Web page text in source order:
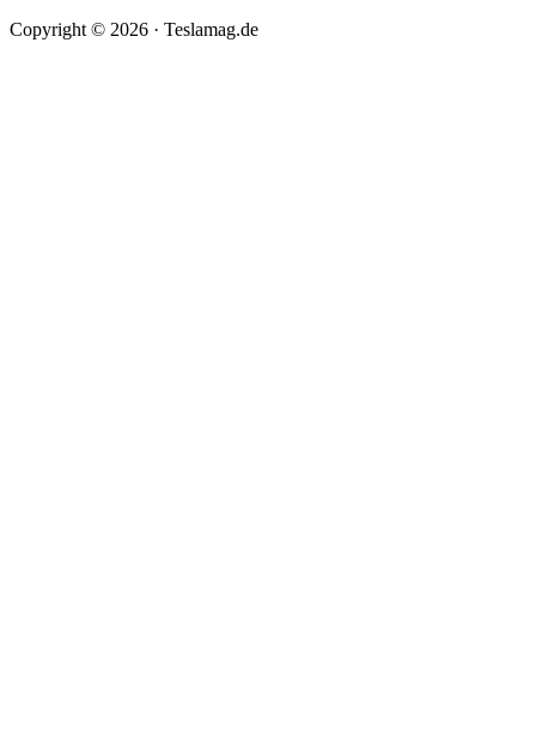
Copyright © 2026 · Teslamag.de